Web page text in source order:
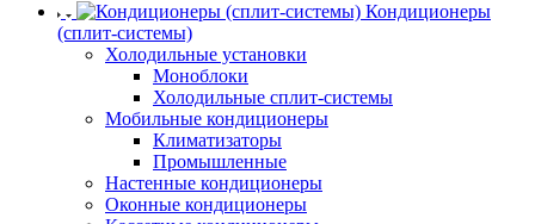
Кондиционеры
(сплит-системы)
Холодильные установки
Моноблоки
Холодильные сплит-системы
Мобильные кондиционеры
Климатизаторы
Промышленные
Настенные кондиционеры
Оконные кондиционеры